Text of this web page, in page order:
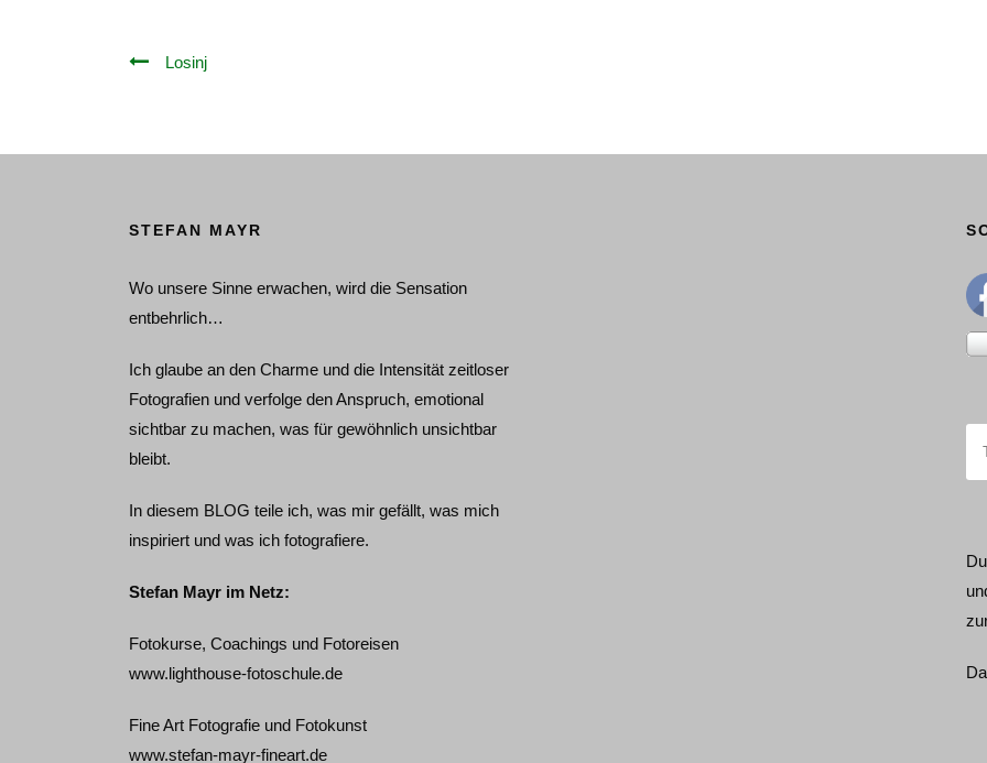
Losinj
STEFAN MAYR
Wo unsere Sinne erwachen, wird die Sensation
entbehrlich…
Ich glaube an den Charme und die Intensität zeitloser
Fotografien und verfolge den Anspruch, emotional
sichtbar zu machen, was für gewöhnlich unsichtbar
bleibt.
In diesem BLOG teile ich, was mir gefällt, was mich
inspiriert und was ich fotografiere.
Stefan Mayr im Netz:
Fotokurse, Coachings und Fotoreisen
www.lighthouse-fotoschule.de
Fine Art Fotografie und Fotokunst
www.stefan-mayr-fineart.de